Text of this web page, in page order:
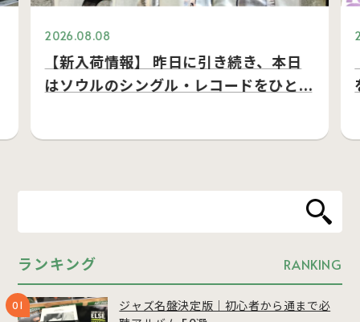
2026.08.08
【新入荷情報】 昨日に引き続き、本日
はソウルのシングル・レコードをひと…
ランキング RANKING
ジャズ名盤決定版｜初心者から通まで必